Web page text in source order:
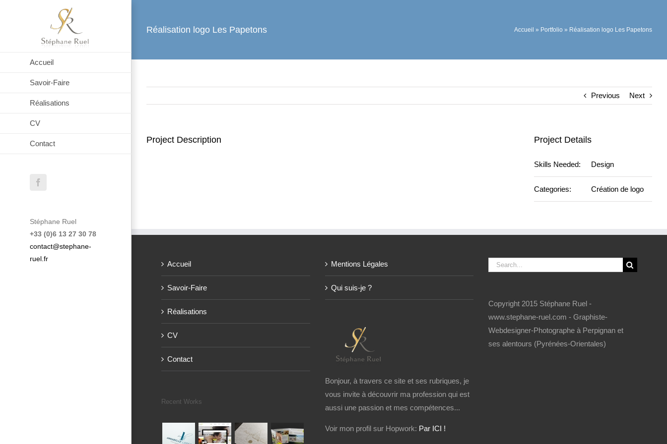
Accueil
Savoir-Faire
Réalisations
CV
Contact
Facebook
Stéphane Ruel
+33 (0)6 13 27 30 78
contact@stephane-
ruel.fr
Réalisation logo Les Papetons Accueil » Portfolio » Réalisation logo Les Papetons
Previous Next
Project Description Project Details
Skills Needed: Design
Categories: Création de logo
Accueil
Savoir-Faire
Réalisations
CV
Contact
Recent Works
Mentions Légales
Qui suis-je ?
Bonjour, à travers ce site et ses rubriques, je
vous invite à découvrir ma profession qui est
aussi une passion et mes compétences...
Voir mon profil sur Hopwork: Par ICI !
Search
Copyright 2015 Stéphane Ruel -
www.stephane-ruel.com - Graphiste-
Webdesigner-Photographe à Perpignan et
ses alentours (Pyrénées-Orientales)